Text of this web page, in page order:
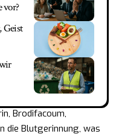
vor?
Geist
Brodifacoum,
die Blutgerinnung, was